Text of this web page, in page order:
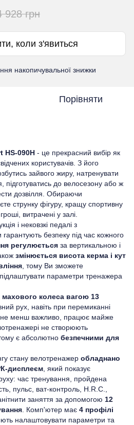
928 грн
коли з'явиться
накопичувальної знижки
Порівняти
HS-090H - це прекрасний вибір як
користувачів. З його
зайвого жиру, натренувати
до велосезону або ж
дозвілля. Обираючи
струнку фігуру, кращу спортивну
витрачені у залі.
і нековзкі педалі з
безпеку під час кожного
регулюється за вертикальною і
змінюється висота керма і кут
, тому Ви зможете
параметри тренажера
махового колеса вагою 13
рух, навіть при перемиканні
не менш важливо, працює майже
не створюють
є абсолютно безпечними для
стану велотренажер обладнано
дисплеєм , який показує
час тренування, пройдена
пульс, ват-контроль, H.R.C.,
заняття за допомогою 12
. Комп'ютер має 4 профілі
налаштовувати параметри та